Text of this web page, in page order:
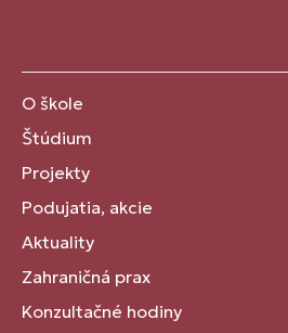
O škole
Štúdium
Projekty
Podujatia, akcie
Aktuality
Zahraničná prax
Konzultačné hodiny